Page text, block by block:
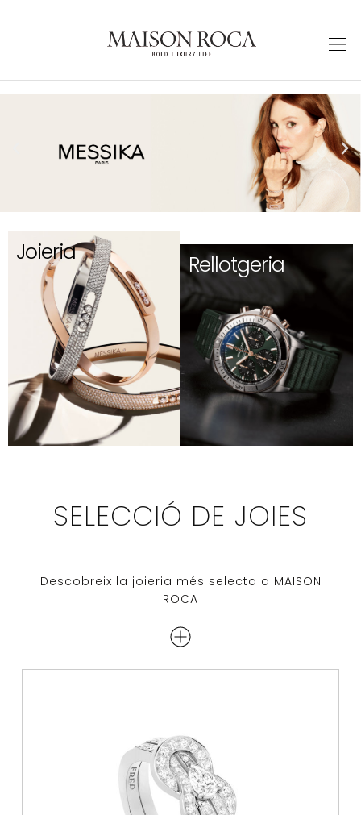
Joieria Rellotgeria
SELECCIÓ DE JOIES
Descobreix la joieria més selecta a MAISON
ROCA